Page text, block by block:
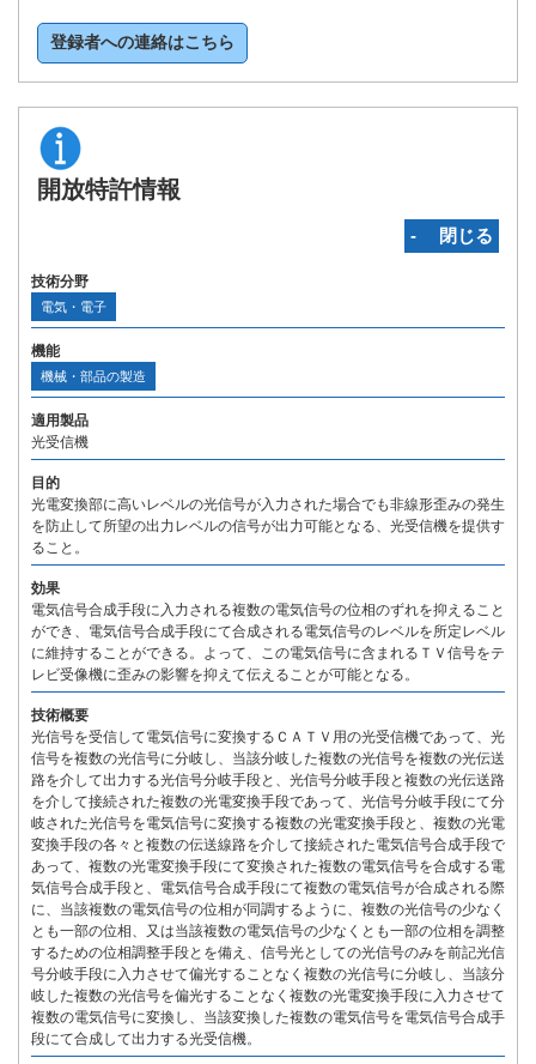
登録者への連絡はこちら
開放特許情報
‐ 閉じる
技術分野
電気・電子
機能
機械・部品の製造
適用製品
光受信機
目的
光電変換部に高いレベルの光信号が入力された場合でも非線形歪みの発生
を防止して所望の出力レベルの信号が出力可能となる、光受信機を提供す
ること。
効果
電気信号合成手段に入力される複数の電気信号の位相のずれを抑えること
ができ、電気信号合成手段にて合成される電気信号のレベルを所定レベル
に維持することができる。よって、この電気信号に含まれるＴＶ信号をテ
レビ受像機に歪みの影響を抑えて伝えることが可能となる。
技術概要
光信号を受信して電気信号に変換するＣＡＴＶ用の光受信機であって、光
信号を複数の光信号に分岐し、当該分岐した複数の光信号を複数の光伝送
路を介して出力する光信号分岐手段と、光信号分岐手段と複数の光伝送路
を介して接続された複数の光電変換手段であって、光信号分岐手段にて分
岐された光信号を電気信号に変換する複数の光電変換手段と、複数の光電
変換手段の各々と複数の伝送線路を介して接続された電気信号合成手段で
あって、複数の光電変換手段にて変換された複数の電気信号を合成する電
気信号合成手段と、電気信号合成手段にて複数の電気信号が合成される際
に、当該複数の電気信号の位相が同調するように、複数の光信号の少なく
とも一部の位相、又は当該複数の電気信号の少なくとも一部の位相を調整
するための位相調整手段とを備え、信号光としての光信号のみを前記光信
号分岐手段に入力させて偏光することなく複数の光信号に分岐し、当該分
岐した複数の光信号を偏光することなく複数の光電変換手段に入力させて
複数の電気信号に変換し、当該変換した複数の電気信号を電気信号合成手
段にて合成して出力する光受信機。